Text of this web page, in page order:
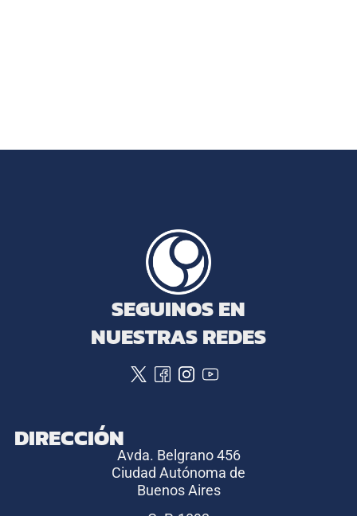
SEGUINOS EN
NUESTRAS REDES
DIRECCIÓN
Avda. Belgrano 456
Ciudad Autónoma de
Buenos Aires